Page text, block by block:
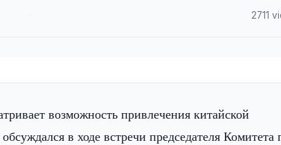
2711
возможность привлечения китайской
в ходе встречи председателя Комитета